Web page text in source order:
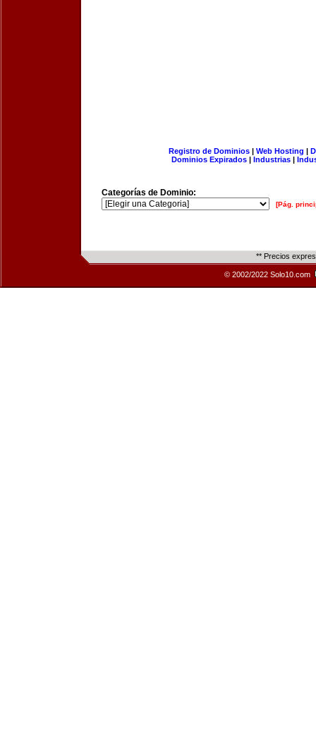
Registro de Dominios| Web Hosting |
Dominios Expirados | Industrias |
Categorías de Dominio:
[Pág.
** Precios
© 2002/2022 Solo10.com